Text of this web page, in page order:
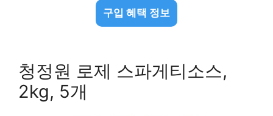
구입 혜택 정보
청정원 로제 스파게티소스,
2kg, 5개